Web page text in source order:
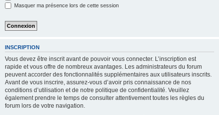
Masquer ma présence lors de cette session
INSCRIPTION
Vous devez être inscrit avant de pouvoir vous connecter. L’inscription est
rapide et vous offre de nombreux avantages. Les administrateurs du forum
peuvent accorder des fonctionnalités supplémentaires aux utilisateurs inscrits.
Avant de vous inscrire, assurez-vous d’avoir pris connaissance de nos
conditions d’utilisation et de notre politique de confidentialité. Veuillez
également prendre le temps de consulter attentivement toutes les règles du
forum lors de votre navigation.